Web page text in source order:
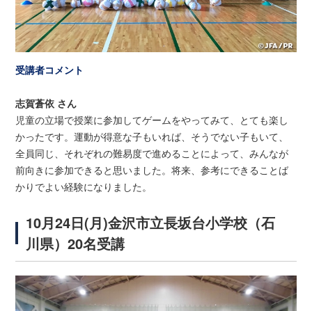
受講者コメント
志賀蒼依 さん
児童の立場で授業に参加してゲームをやってみて、とても楽し
かったです。運動が得意な子もいれば、そうでない子もいて、
全員同じ、それぞれの難易度で進めることによって、みんなが
前向きに参加できると思いました。将来、参考にできることば
かりでよい経験になりました。
10月24日(月)金沢市立長坂台小学校（石
川県）20名受講